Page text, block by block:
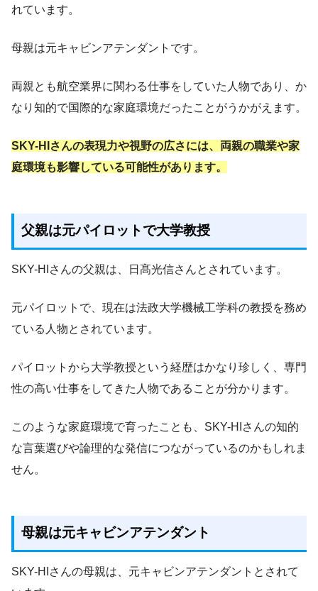
れています。
母親は元キャビンアテンダントです。
両親とも航空業界に関わる仕事をしていた人物であり、か
なり知的で国際的な家庭環境だったことがうかがえます。
SKY-HIさんの表現力や視野の広さには、両親の職業や家
庭環境も影響している可能性があります。
父親は元パイロットで大学教授
SKY-HIさんの父親は、日髙光信さんとされています。
元パイロットで、現在は法政大学機械工学科の教授を務め
ている人物とされています。
パイロットから大学教授という経歴はかなり珍しく、専門
性の高い仕事をしてきた人物であることが分かります。
このような家庭環境で育ったことも、SKY-HIさんの知的
な言葉選びや論理的な発信につながっているのかもしれま
せん。
母親は元キャビンアテンダント
SKY-HIさんの母親は、元キャビンアテンダントとされて